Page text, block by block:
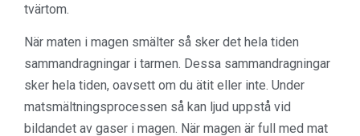
tvärtom.
När maten i magen smälter så sker det hela tiden
sammandragningar i tarmen. Dessa sammandragningar
sker hela tiden, oavsett om du ätit eller inte. Under
matsmältningsprocessen så kan ljud uppstå vid
bildandet av gaser i magen. När magen är full med mat